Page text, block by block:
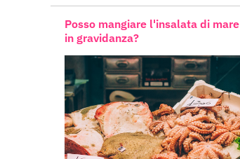
Posso mangiare l'insalata di mare
in gravidanza?